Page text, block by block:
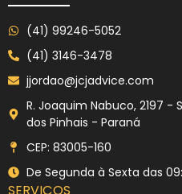
(41) 99246-5052
(41) 3146-3478
jjordao@jcjadvice.com
R. Joaquim Nabuco, 2197 -
dos Pinhais - Paraná
CEP: 83005-160
De Segunda à Sexta das
SERVIÇOS